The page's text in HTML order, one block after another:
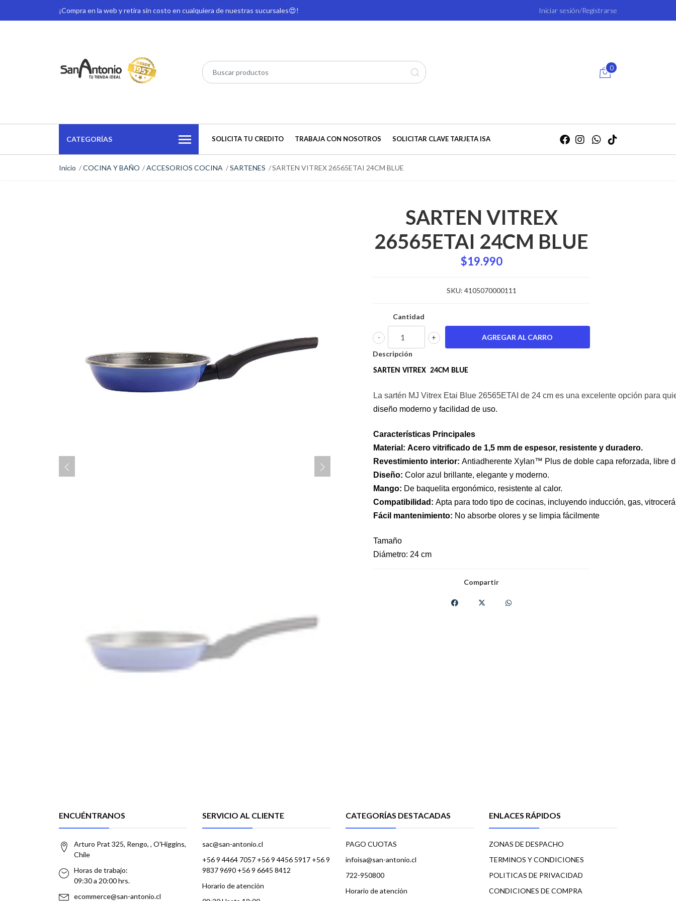
¡Compra en la web y retira sin costo en cualquiera de nuestras sucursales😍! Iniciar sesión/Registrarse
0
CATEGORÍAS SOLICITA TU CREDITO TRABAJA CON NOSOTROS SOLICITAR CLAVE TARJETA ISA
Inicio COCINA Y BAÑO ACCESORIOS COCINA SARTENES SARTEN VITREX 26565ETAI 24CM BLUE
SARTEN VITREX
26565ETAI 24CM BLUE
$19.990
SKU: 4105070000111
Cantidad
+
-
Descripción
SARTEN VITREX 24CM BLUE
La sartén MJ Vitrex Etai Blue 26565ETAI de 24 cm es una excelente opción para
diseño moderno y facilidad de uso.
Características Principales
Material: Acero vitrificado de 1,5 mm de espesor, resistente y duradero.
Revestimiento interior: Antiadherente Xylan™ Plus de doble capa reforzada, libre
Diseño: Color azul brillante, elegante y moderno.
Mango: De baquelita ergonómico, resistente al calor.
Compatibilidad: Apta para todo tipo de cocinas, incluyendo inducción, gas,
Fácil mantenimiento: No absorbe olores y se limpia fácilmente
Tamaño
Diámetro: 24 cm
Compartir
ENCUÉNTRANOS
Arturo Prat 325, Rengo, , O'Higgins,
Chile
Horas de trabajo:
09:30 a 20:00 hrs.
ecommerce@san-antonio.cl
SERVICIO AL CLIENTE
sac@san-antonio.cl
+56 9 4464 7057 +56 9 4456 5917 +56 9
9837 9690 +56 9 6645 8412
Horario de atención
CATEGORÍAS DESTACADAS
PAGO CUOTAS
infoisa@san-antonio.cl
722-950800
Horario de atención
ENLACES RÁPIDOS
ZONAS DE DESPACHO
TERMINOS Y CONDICIONES
POLITICAS DE PRIVACIDAD
CONDICIONES DE COMPRA